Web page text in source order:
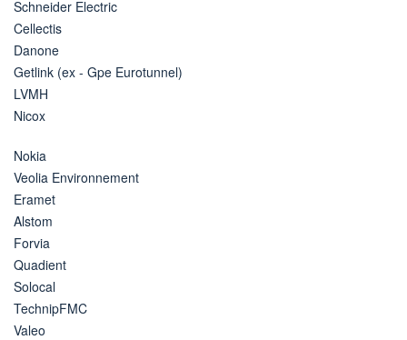
Schneider Electric
Cellectis
Danone
Getlink (ex - Gpe Eurotunnel)
LVMH
Nicox
Nokia
Veolia Environnement
Eramet
Alstom
Forvia
Quadient
Solocal
TechnipFMC
Valeo